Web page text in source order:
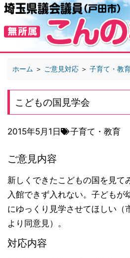
ホーム ＞ ご意見対応 ＞ 子育て・教
こどもの国見学会
2015年5月1日 子育て・教育
ご意見内容
新しくできたこどもの国を見て
入館できず入れない。子どもが
にゆっくり見学させてほしい（
より同意見）。
対応内容